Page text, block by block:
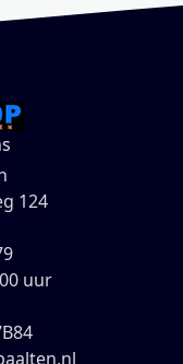
124
uur